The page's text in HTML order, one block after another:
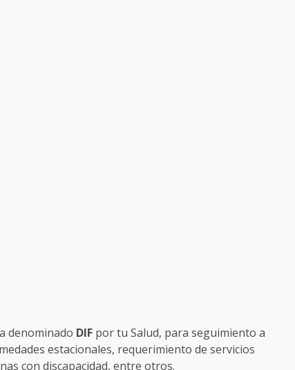
denominado DIF por tu Salud, para seguimiento a
estacionales, requerimiento de servicios
con discapacidad, entre otros.